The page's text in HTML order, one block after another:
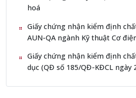
hoá
Giấy chứng nhận kiểm định
AUN-QA ngành Kỹ thuật Cơ
Giấy chứng nhận kiểm định
dục (QĐ số 185/QĐ-KĐCL ngày